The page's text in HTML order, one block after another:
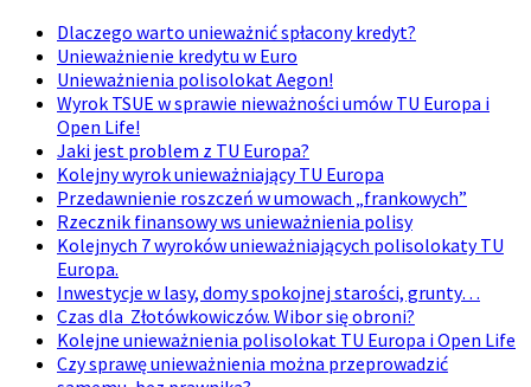
Dlaczego warto unieważnić spłacony kredyt?
Unieważnienie kredytu w Euro
Unieważnienia polisolokat Aegon!
Wyrok TSUE w sprawie nieważności umów TU Europa i
Open Life!
Jaki jest problem z TU Europa?
Kolejny wyrok unieważniający TU Europa
Przedawnienie roszczeń w umowach „frankowych”
Rzecznik finansowy ws unieważnienia polisy
Kolejnych 7 wyroków unieważniających polisolokaty TU
Europa.
Inwestycje w lasy, domy spokojnej starości, grunty…
Czas dla Złotówkowiczów. Wibor się obroni?
Kolejne unieważnienia polisolokat TU Europa i Open Life
Czy sprawę unieważnienia można przeprowadzić